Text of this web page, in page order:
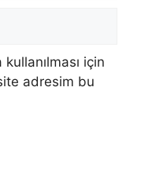
için
adresim bu